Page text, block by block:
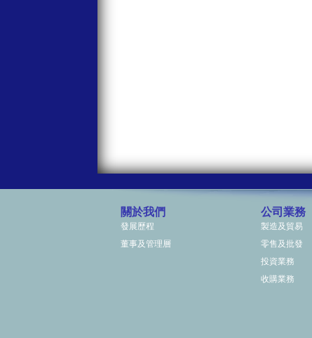
關於我們
發展歷程
董事及管理層
公司業務
製造及貿易
零售及批發
投資業務
收購業務